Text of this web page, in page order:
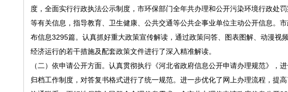
度，全面实行行政执法公示制度，市环保部门全年共办理和公开污染环境行政处
等有关信息，指导教育、卫生健康、公共交通等公共企事业单位主动公开信息。
布信息3295篇。认真抓好重大政策宣传解读，通过政策问答、图表图解、动漫视
经济运行的若干措施及配套政策文件进行了深入精准解读。
（二）依申请公开方面。认真贯彻执行《河北省政府信息公开申请办理规范》，
归档工作制度，对答复书格式进行了统一规范。进一步优化了网上办理流程，提